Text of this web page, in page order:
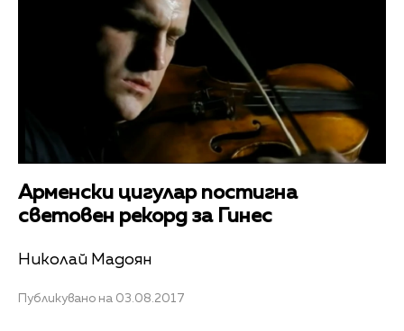
Арменски цигулар постигна
световен рекорд за Гинес
Николай Мадоян
Публикувано на 03.08.2017